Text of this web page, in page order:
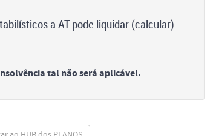
a AT pode liquidar (calcular)
tal não será aplicável.